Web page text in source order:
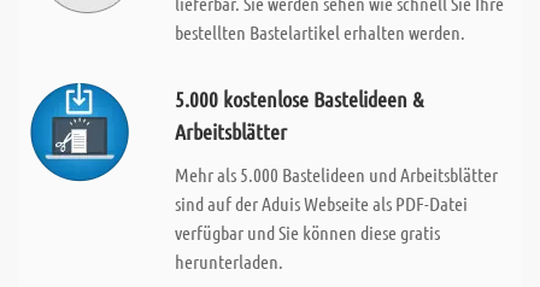
bestellten Bastelartikel erhalten werden.
5.000 kostenlose Bastelideen &
Arbeitsblätter
Mehr als 5.000 Bastelideen und Arbeitsblätter
sind auf der Aduis Webseite als PDF-Datei
verfügbar und Sie können diese gratis
herunterladen.